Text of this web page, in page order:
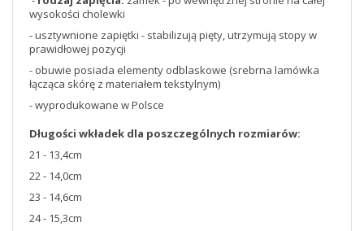
wysokości cholewki
- usztywnione zapiętki - stabilizują pięty, utrzymują stopy w
prawidłowej pozycji
- obuwie posiada elementy odblaskowe (srebrna lamówka
łącząca skórę z materiałem tekstylnym)
- wyprodukowane w Polsce
Długości wkładek dla poszczególnych rozmiarów:
21 - 13,4cm
22 - 14,0cm
23 - 14,6cm
24 - 15,3cm